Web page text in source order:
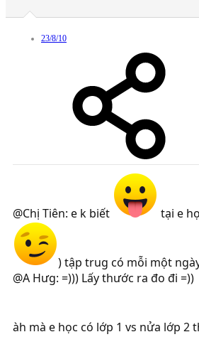
23/8/10
@Chị Tiên: e k biết tại e
) tập trug có mỗi một
@A Hưg: =))) Lấy thước ra đo đi =))
àh mà e học có lớp 1 vs nửa lớp 2